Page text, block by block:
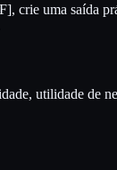
uma saída
utilidade